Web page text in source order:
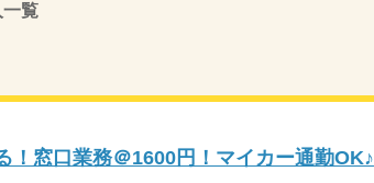
覧
！窓口業務＠1600円！マイカー通勤OK♪